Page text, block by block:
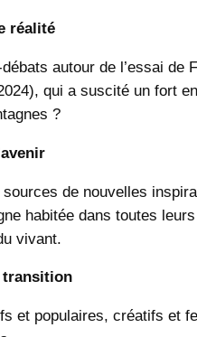
réalité
autour de l’essai de
qui a suscité un fort
?
de nouvelles
habitée dans toutes
vivant.
transition
et populaires, créatifs et